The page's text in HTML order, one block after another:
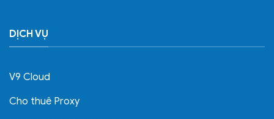
DỊCH VỤ
V9 Cloud
Cho thuê Proxy